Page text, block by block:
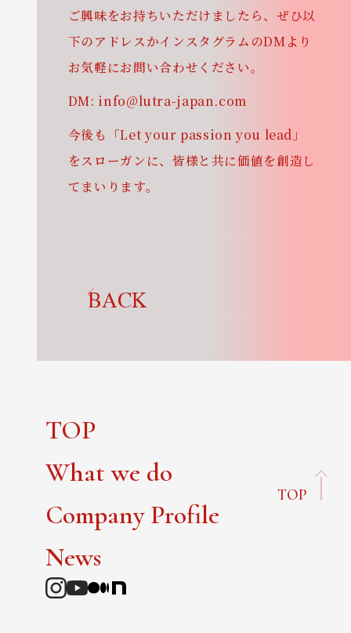
ご興味をお持ちいただけましたら、ぜひ以
下のアドレスかインスタグラムのDMより
お気軽にお問い合わせください。
DM: info@lutra-japan.com
今後も「Let your passion you lead 」
をスローガンに、皆様と共に価値を創造し
てまいります。
BACK
TOP
What we do
Company Profile
News
TOP